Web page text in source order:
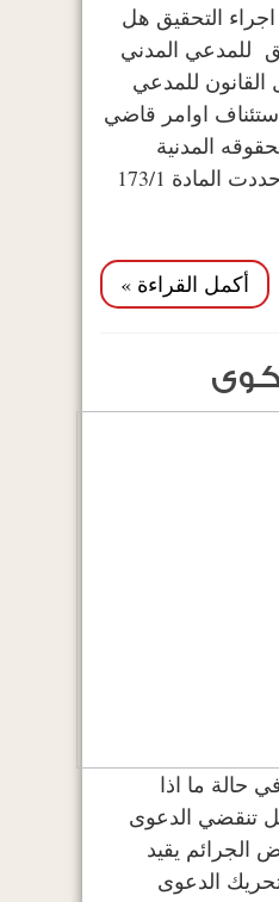
اجراء التحقيق هل
للمدعي المدني
للمدعي
اوامر قاضي
المدنية
المطالب بها و قد حددت المادة 173/1
أكمل القراءة »
حالة ما اذا
تنقضي الدعوى
الجرائم يقيد
الدعوى